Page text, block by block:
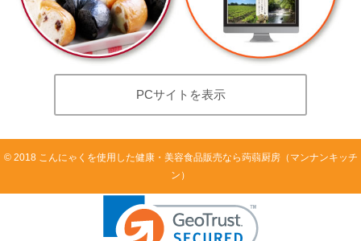
PCサイトを表示
© 2018 こんにゃくを使用した健康・美容食品販売なら蒟蒻厨房（マンナンキッチ
ン）